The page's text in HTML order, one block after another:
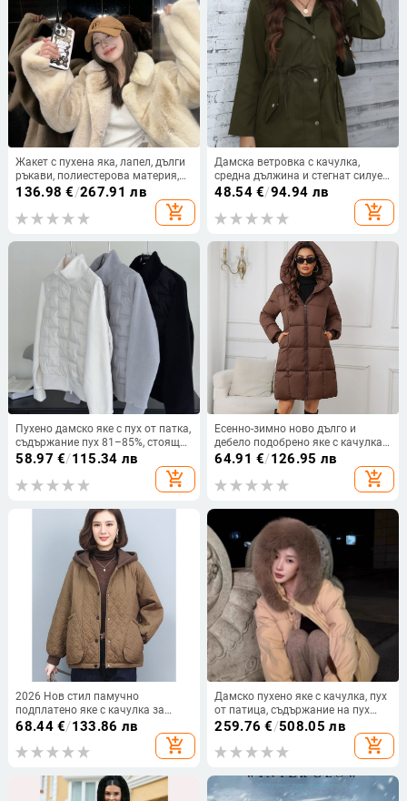
Жакет с пухена яка, лапел, дълги
ръкави, полиестерова материя,
зимно издание 2025,
корейски стил
136.98 €/267.91 лв
add_shopping_cart
Дамска ветровка с качулка,
средна дължина и стегнат силует
(Полиестер 95%+, качулка, дълги
японско-корейски свободен)
48.54€/94.94 лв
add_shopping_cart
Пухено дамско яке с пух от патка,
съдържание пух 81–85%, стояща
яка, цип, полиестерно влакно.
58.97 €/115.34 лв
add_shopping_cart
Есенно-зимно ново дълго и
дебело подобрено яке с качулка,
размер plus size, модно,
памучна подплата, за жени 2024
64.91 €/126.95 лв
add_shopping_cart
2026 Нов стил памучно
подплатено яке с качулка за
жени на средна възраст, есенно-
ежедневна и универсална дреха
68.44€/133.86 лв
add_shopping_cart
Дамско пухено яке с качулка, пух
от патица, съдържание на пух
91–95%, полиестерна тъкан
259.76 €/508.05 лв
add_shopping_cart